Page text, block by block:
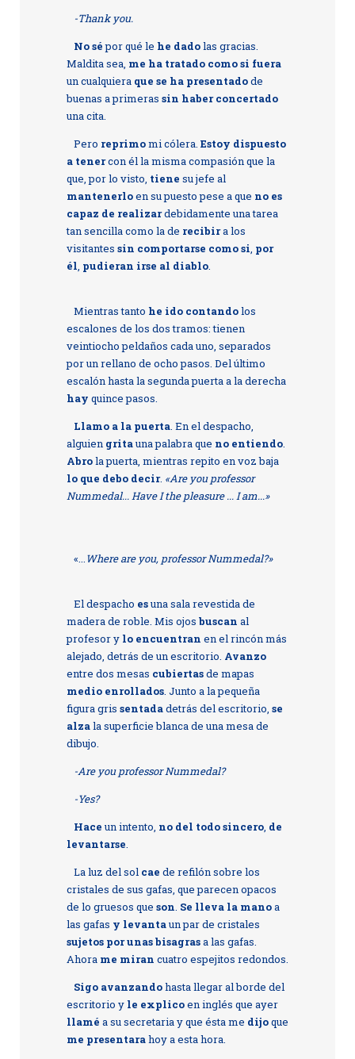
-Thank you.
No sépor qué le he dadolas gracias.
Maldita sea, me ha tratado como si fuera
un cualquiera que se ha presentadode
buenas a primeras sin haber concertado
una cita.
Pero reprimomi cólera. Estoy dispuesto
a tenercon él la misma compasión que la
que, por lo visto, tiene su jefe al
mantenerloen su puesto pese a que no es
capaz de realizardebidamente una tarea
tan sencilla como la de recibira los
visitantes sin comportarse como si, por
él, pudieran irse al diablo.
Mientras tanto he ido contandolos
escalones de los dos tramos: tienen
veintiocho peldaños cada uno, separados
por un rellano de ocho pasos. Del último
escalón hasta la segunda puerta a la derecha
hay quince pasos.
Llamo a la puerta. En el despacho,
alguien gritauna palabra que no entiendo.
Abrola puerta, mientras repito en voz baja
lo que debo decir. «Are you professor
Nummedal... Have I the pleasure ... I am...»
«...Where are you, professor Nummedal?»
El despacho esuna sala revestida de
madera de roble. Mis ojos buscan al
profesor ylo encuentran en el rincón más
alejado, detrás de un escritorio. Avanzo
entre dos mesas cubiertasde mapas
medio enrollados. Junto a la pequeña
figura gris sentadadetrás del escritorio, se
alzala superficie blanca de una mesa de
dibujo.
-Are you professor Nummedal?
-Yes?
Hace un intento, no del todo sincero, de
levantarse.
La luz del sol cae de refilón sobre los
cristales de sus gafas, que parecen opacos
de lo gruesos que son. Se lleva la manoa
las gafas y levantaun par de cristales
sujetos por unas bisagrasa las gafas.
Ahora me miran cuatro espejitos redondos.
Sigo avanzandohasta llegar al borde del
escritorio yle explicoen inglés que ayer
llamé a su secretaria y que ésta me dijoque
me presentarahoy a esta hora.